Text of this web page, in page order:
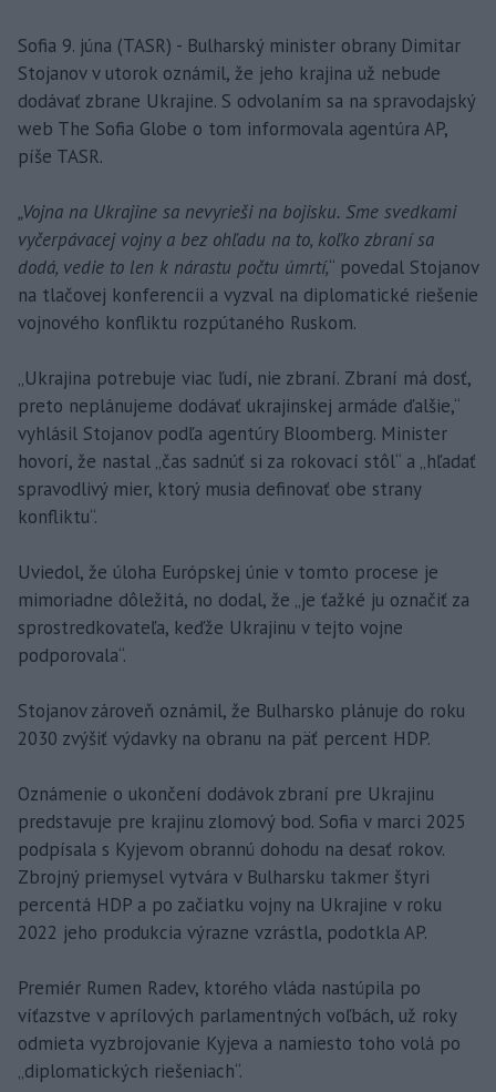
Sofia 9. júna (TASR) - Bulharský minister obrany Dimitar
Stojanov v utorok oznámil, že jeho krajina už nebude
dodávať zbrane Ukrajine. S odvolaním sa na spravodajský
web The Sofia Globe o tom informovala agentúra AP,
píše TASR.
„Vojna na Ukrajine sa nevyrieši na bojisku. Sme svedkami
vyčerpávacej vojny a bez ohľadu na to, koľko zbraní sa
dodá, vedie to len k nárastu počtu úmrtí,“ povedal Stojanov
na tlačovej konferencii a vyzval na diplomatické riešenie
vojnového konfliktu rozpútaného Ruskom.
„Ukrajina potrebuje viac ľudí, nie zbraní. Zbraní má dosť,
preto neplánujeme dodávať ukrajinskej armáde ďalšie,“
vyhlásil Stojanov podľa agentúry Bloomberg. Minister
hovorí, že nastal „čas sadnúť si za rokovací stôl“ a „hľadať
spravodlivý mier, ktorý musia definovať obe strany
konfliktu“.
Uviedol, že úloha Európskej únie v tomto procese je
mimoriadne dôležitá, no dodal, že „je ťažké ju označiť za
sprostredkovateľa, keďže Ukrajinu v tejto vojne
podporovala“.
Stojanov zároveň oznámil, že Bulharsko plánuje do roku
2030 zvýšiť výdavky na obranu na päť percent HDP.
Oznámenie o ukončení dodávok zbraní pre Ukrajinu
predstavuje pre krajinu zlomový bod. Sofia v marci 2025
podpísala s Kyjevom obrannú dohodu na desať rokov.
Zbrojný priemysel vytvára v Bulharsku takmer štyri
percentá HDP a po začiatku vojny na Ukrajine v roku
2022 jeho produkcia výrazne vzrástla, podotkla AP.
Premiér Rumen Radev, ktorého vláda nastúpila po
víťazstve v aprílových parlamentných voľbách, už roky
odmieta vyzbrojovanie Kyjeva a namiesto toho volá po
„diplomatických riešeniach“.